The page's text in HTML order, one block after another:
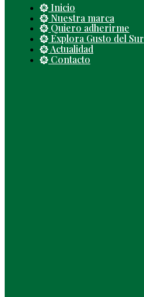
Inicio
Nuestra marca
Quiero adherirme
Explora Gusto del Sur
Actualidad
Contacto